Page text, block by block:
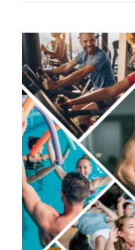
Academia